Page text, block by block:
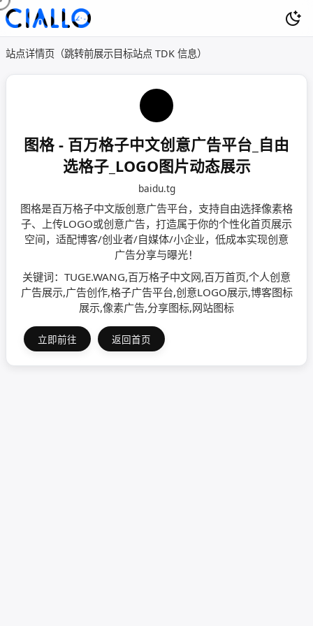
站点详情页（跳转前展示目标站点 TDK 信息）
图格 - 百万格子中文创意广告平台_自由
选格子_LOGO图片动态展示
baidu.tg
图格是百万格子中文版创意广告平台，支持自由选择像素格
子、上传LOGO或创意广告，打造属于你的个性化首页展示
空间，适配博客/创业者/自媒体/小企业，低成本实现创意
广告分享与曝光！
关键词：TUGE.WANG,百万格子中文网,百万首页,个人创意
广告展示,广告创作,格子广告平台,创意LOGO展示,博客图标
展示,像素广告,分享图标,网站图标
立即前往 返回首页